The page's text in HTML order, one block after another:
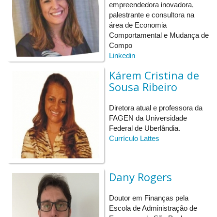
8h30 às
11h30
Investimento em Ações: Como Evitar Prejuízos Devido a
Emoção!
Dr. Flavio L. de Moraes Barboza (Fagen/UFU)
9h45 às 10hIntervalo
empreendedora inovadora,
palestrante e consultora na
área de Economia
Comportamental e Mudança de
Compo
Linkedin
Kárem Cristina de
Sousa Ribeiro
Diretora atual e professora da
FAGEN da Universidade
Federal de Uberlândia.
Currículo Lattes
Dany Rogers
Doutor em Finanças pela
Escola de Administração de